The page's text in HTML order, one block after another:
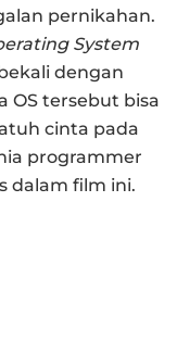
pernikahan.
System
dengan
OS tersebut bisa
cinta pada
programmer
dalam film ini.